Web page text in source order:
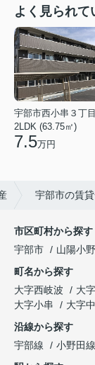
よく見られて
宇部市西小串３丁目
2LDK (63.75㎡)
7.5万円
宇部市の賃
市区町村から探す
宇部市
山陽小
町名から探す
大字西岐波
大
大字小串
大字
沿線から探す
宇部線
小野田線